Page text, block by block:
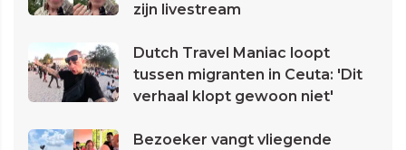
zijn livestream
Dutch Travel Maniac loopt
tussen migranten in Ceuta: 'Dit
verhaal klopt gewoon niet'
Bezoeker vangt vliegende